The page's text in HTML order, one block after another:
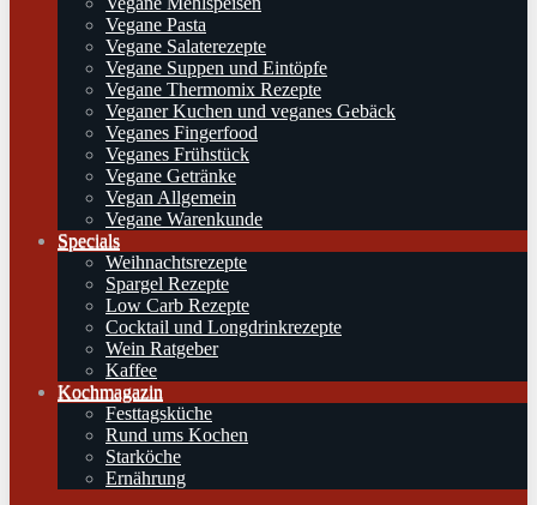
Vegane Pasta
Vegane Salaterezepte
Vegane Suppen und Eintöpfe
Vegane Thermomix Rezepte
Veganer Kuchen und veganes Gebäck
Veganes Fingerfood
Veganes Frühstück
Vegane Getränke
Vegan Allgemein
Vegane Warenkunde
Specials
Weihnachtsrezepte
Spargel Rezepte
Low Carb Rezepte
Cocktail und Longdrinkrezepte
Wein Ratgeber
Kaffee
Kochmagazin
Festtagsküche
Rund ums Kochen
Starköche
Ernährung